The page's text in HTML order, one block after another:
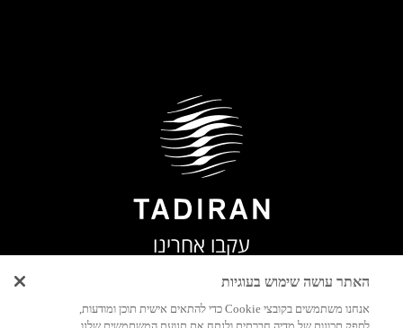
עקבו אחרינו
האתר עושה שימוש בעוגיות
אנחנו משתמשים בקובצי Cookie כדי להתאים אישית תוכן ומודעות,